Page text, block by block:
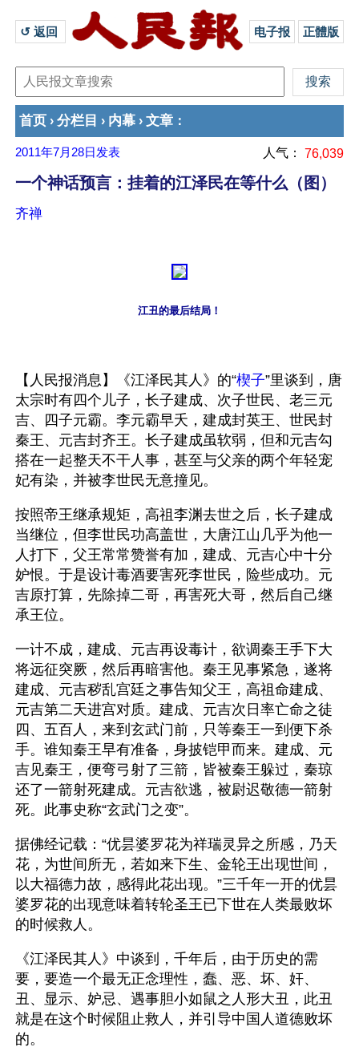
↺ 返回 电子报 正體版
首页 › 分栏目 › 内幕 › 文章 ：
2011年7月28日 发表 人气： 76,039
一个神话预言：挂着的江泽民在等什么（图）
齐禅
江丑的最后结局！
【人民报消息】《江泽民其人》的“楔子”里谈到，唐
太宗时有四个儿子，长子建成、次子世民、老三元
吉、四子元霸。李元霸早夭，建成封英王、世民封
秦王、元吉封齐王。长子建成虽软弱，但和元吉勾
搭在一起整天不干人事，甚至与父亲的两个年轻宠
妃有染，并被李世民无意撞见。
按照帝王继承规矩，高祖李渊去世之后，长子建成
当继位，但李世民功高盖世，大唐江山几乎为他一
人打下，父王常常赞誉有加，建成、元吉心中十分
妒恨。于是设计毒酒要害死李世民，险些成功。元
吉原打算，先除掉二哥，再害死大哥，然后自己继
承王位。
一计不成，建成、元吉再设毒计，欲调秦王手下大
将远征突厥，然后再暗害他。秦王见事紧急，遂将
建成、元吉秽乱宫廷之事告知父王，高祖命建成、
元吉第二天进宫对质。建成、元吉次日率亡命之徒
四、五百人，来到玄武门前，只等秦王一到便下杀
手。谁知秦王早有准备，身披铠甲而来。建成、元
吉见秦王，便弯弓射了三箭，皆被秦王躲过，秦琼
还了一箭射死建成。元吉欲逃，被尉迟敬德一箭射
死。此事史称“玄武门之变”。
据佛经记载：“优昙婆罗花为祥瑞灵异之所感，乃天
花，为世间所无，若如来下生、金轮王出现世间，
以大福德力故，感得此花出现。”三千年一开的优昙
婆罗花的出现意味着转轮圣王已下世在人类最败坏
的时候救人。
《江泽民其人》中谈到，千年后，由于历史的需
要，要造一个最无正念理性，蠢、恶、坏、奸、
丑、显示、妒忌、遇事胆小如鼠之人形大丑，此丑
就是在这个时候阻止救人，并引导中国人道德败坏
的。